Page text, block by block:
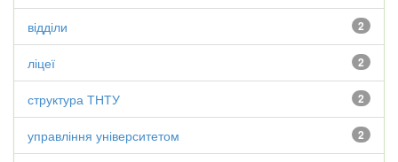
2
відділи
2
ліцеї
2
структура ТНТУ
2
управління університетом